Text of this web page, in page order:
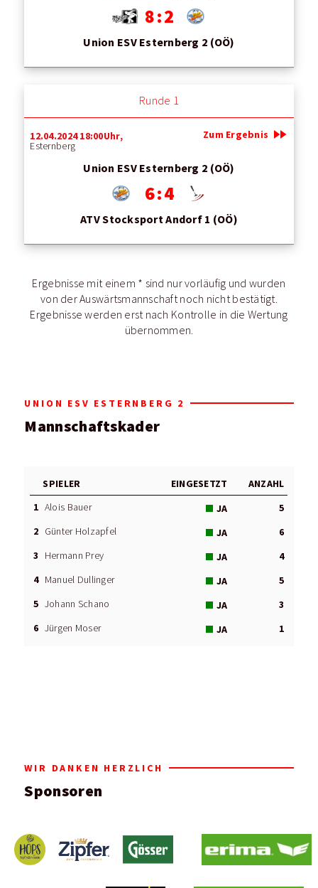
8 : 2
Union ESV Esternberg 2 (OÖ)
Runde 1
12.04.2024 18:00Uhr,
Esternberg
Union ESV Esternberg 2 (OÖ)
6 : 4
ATV Stocksport Andorf 1 (OÖ)
Zum Ergebnis fast_forward
Ergebnisse mit einem * sind nur vorläufig und wurden
von der Auswärtsmannschaft noch nicht bestätigt.
Ergebnisse werden erst nach Kontrolle in die Wertung
übernommen.
UNION ESV ESTERNBERG 2
Mannschaftskader
SPIELER EINGESETZT
ANZAHL
1 Alois Bauer JA
5
2 Günter Holzapfel JA
6
3
Hermann Prey JA
4
4 Manuel Dullinger JA
5
5 Johann Schano JA
3
6 Jürgen Moser JA 1
WIR DANKEN HERZLICH
Sponsoren